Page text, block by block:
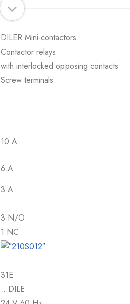
DILER Mini-contactors
Contactor relays
with interlocked opposing contacts
Screw terminals
10 A
6 A
3 A
3 N/O
1 NC
31E
…DILE